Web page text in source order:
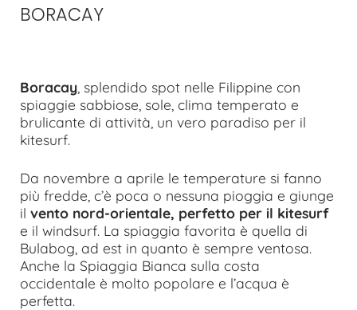
BORACAY
Boracay , splendido spot nelle Filippine con
spiaggie sabbiose, sole, clima temperato e
brulicante di attività, un vero paradiso per il
kitesurf.
Da novembre a aprile le temperature si fanno
più fredde, c’è poca o nessuna pioggia e giunge
il vento nord-orientale, perfetto per il kitesurf
e il windsurf. La spiaggia favorita è quella di
Bulabog, ad est in quanto è sempre ventosa.
Anche la Spiaggia Bianca sulla costa
occidentale è molto popolare e l’acqua è
perfetta.